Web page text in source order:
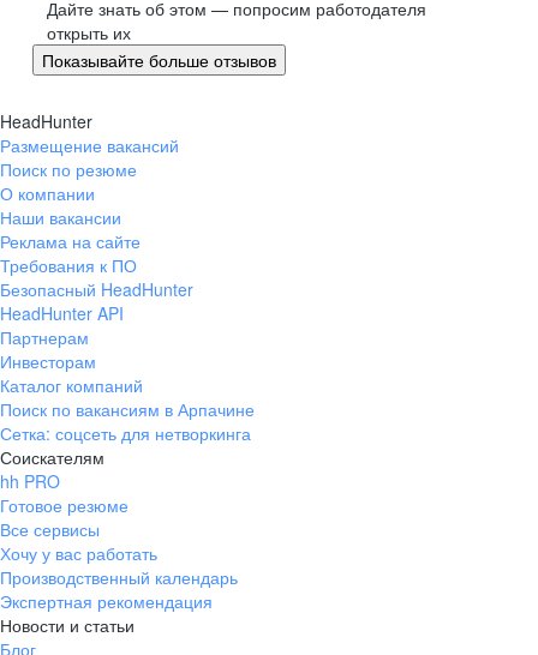
Дайте знать об этом — попросим работодателя
открыть их
Показывайте больше отзывов
HeadHunter
Размещение вакансий
Поиск по резюме
О компании
Наши вакансии
Реклама на сайте
Требования к ПО
Безопасный HeadHunter
HeadHunter API
Партнерам
Инвесторам
Каталог компаний
Поиск по вакансиям в Арпачине
Сетка: соцсеть для нетворкинга
Соискателям
hh PRO
Готовое резюме
Все сервисы
Хочу у вас работать
Производственный календарь
Экспертная рекомендация
Новости и статьи
Блог